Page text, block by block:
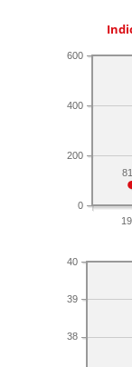
0
200
400
600
38
39
40